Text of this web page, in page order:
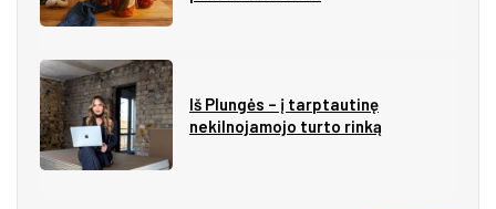
Iš Plungės – į tarptautinę
nekilnojamojo turto rinką